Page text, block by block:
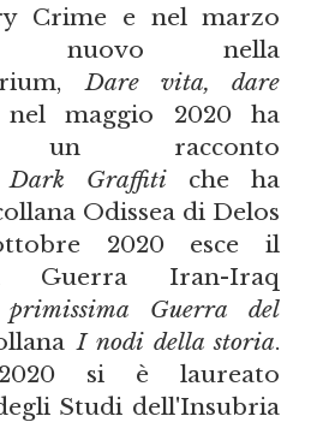
Crime e nel marzo
nuovo nella
Dare vita, dare
maggio 2020 ha
un racconto
Dark Graffiti che ha
Odissea di Delos
2020 esce il
Guerra Iran-Iraq
Guerra del
I nodi della storia.
si è laureato
Studi dell'Insubria